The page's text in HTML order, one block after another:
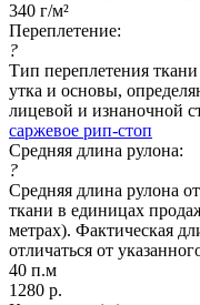
340 г/м²
Переплетение:
?
Тип переплетения
утка и основы,
лицевой и изнаночной
саржевое рип-стоп
Средняя длина рулона:
?
Средняя длина рулона
ткани в единицах
метрах). Фактическая
отличаться от
40 п.м
1280 р.